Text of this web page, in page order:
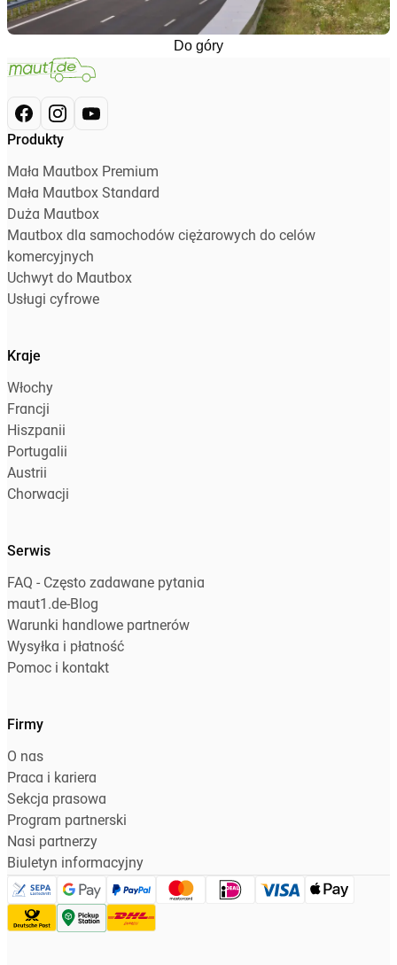
Do góry
Produkty
Mała Mautbox Premium
Mała Mautbox Standard
Duża Mautbox
Mautbox dla samochodów ciężarowych do celów
komercyjnych
Uchwyt do Mautbox
Usługi cyfrowe
Kraje
Włochy
Francji
Hiszpanii
Portugalii
Austrii
Chorwacji
Serwis
FAQ - Często zadawane pytania
maut1.de-Blog
Warunki handlowe partnerów
Wysyłka i płatność
Pomoc i kontakt
Firmy
O nas
Praca i kariera
Sekcja prasowa
Program partnerski
Nasi partnerzy
Biuletyn informacyjny